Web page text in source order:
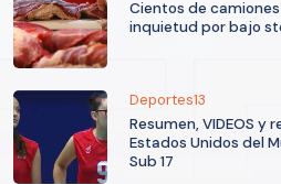
Cientos de
inquietud por bajo
Deportes13
Resumen, VIDEOS y
Estados Unidos del
Sub 17